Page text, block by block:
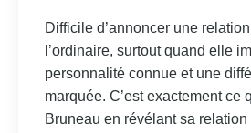
Difficile d’annoncer une
l’ordinaire, surtout quand elle
personnalité connue et une
marquée. C’est exactement ce
Bruneau en révélant sa